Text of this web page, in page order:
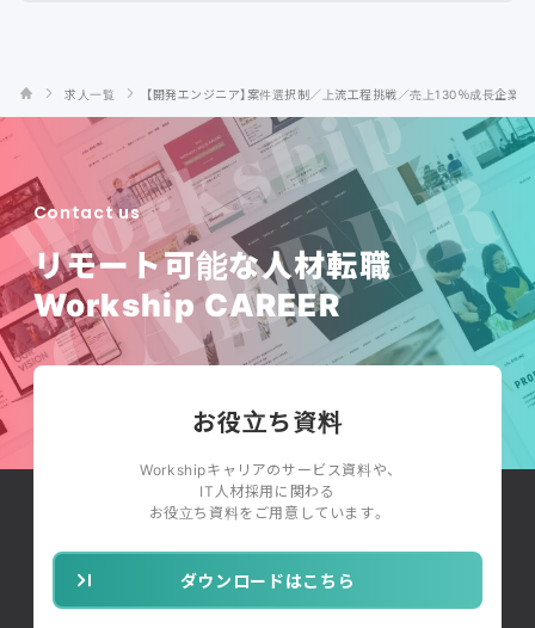
求人一覧 【開発エンジニア】案件選択制／上流工程挑戦／売上130％成長企業
Contact us
リモート可能な人材転職
Workship CAREER
お役立ち資料
Workshipキャリアのサービス資料や、
IT人材採用に関わる
お役立ち資料をご用意しています。
ダウンロードはこちら